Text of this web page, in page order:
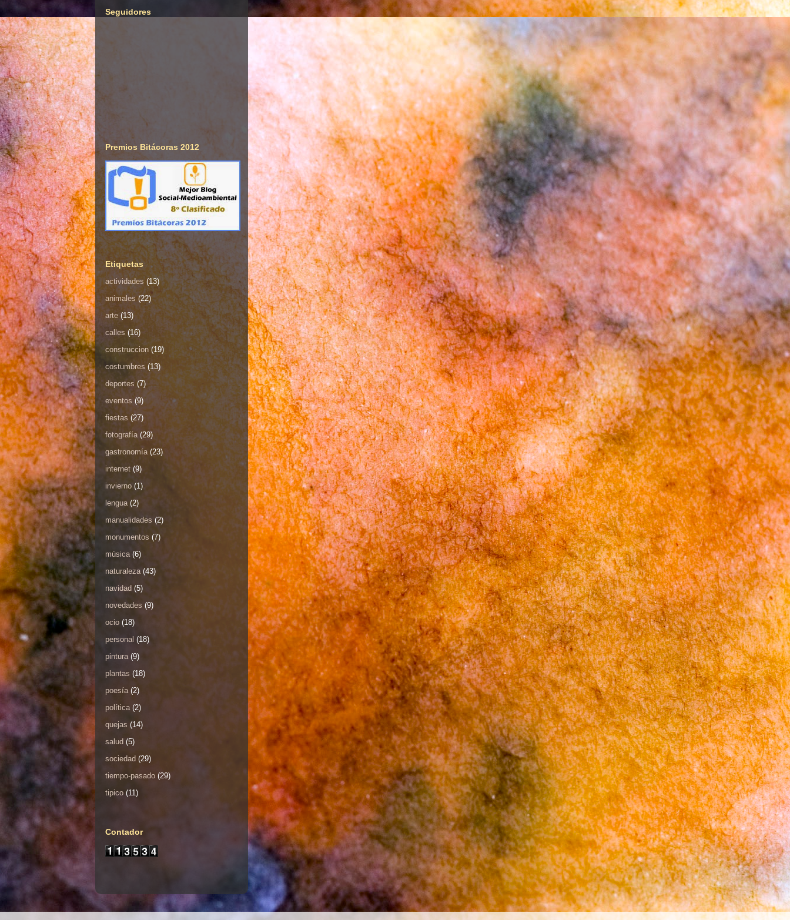
Seguidores
Premios Bitácoras 2012
Etiquetas
actividades (13)
animales (22)
arte (13)
calles (16)
construccion (19)
costumbres (13)
deportes (7)
eventos (9)
fiestas (27)
fotografía (29)
gastronomía (23)
internet (9)
invierno (1)
lengua (2)
manualidades (2)
monumentos (7)
música (6)
naturaleza (43)
navidad (5)
novedades (9)
ocio (18)
personal (18)
pintura (9)
plantas (18)
poesía (2)
política (2)
quejas (14)
salud (5)
sociedad (29)
tiempo-pasado (29)
tipico (11)
Contador